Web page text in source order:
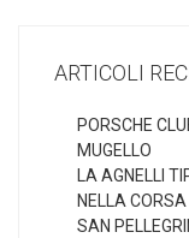
ARTICOLI
PORSCHE
MUGELLO
LA AGNELLI
NELLA
SAN